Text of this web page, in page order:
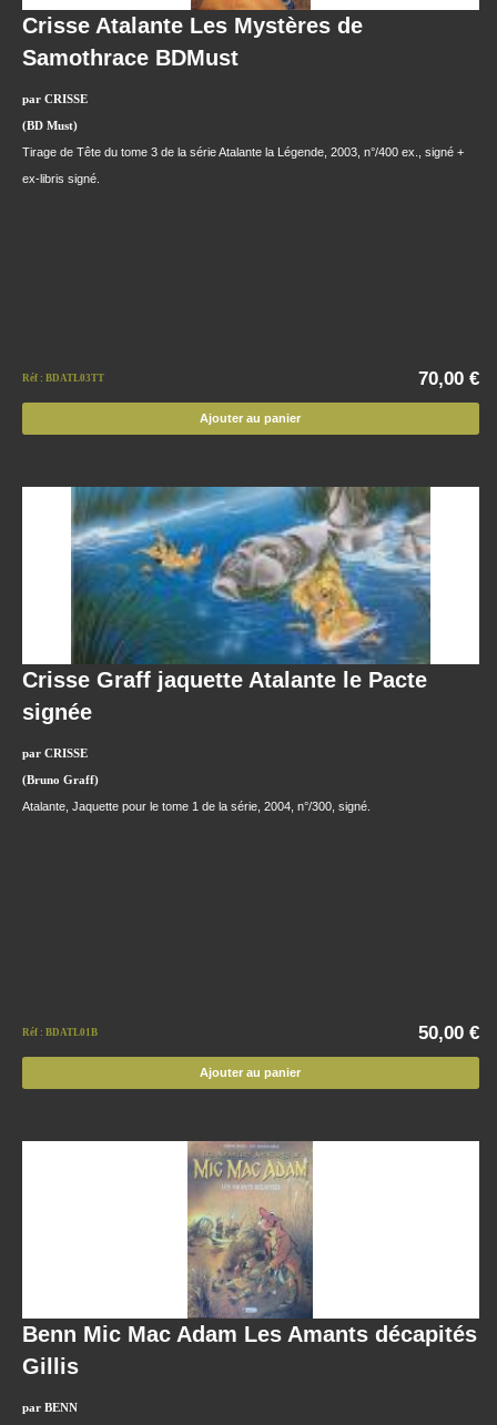
Crisse Atalante Les Mystères de
Samothrace BDMust
par CRISSE
(BD Must)
Tirage de Tête du tome 3 de la série Atalante la Légende, 2003, n°/400 ex., signé +
ex-libris signé.
Réf : BDATL03TT 70,00 €
Ajouter au panier
Crisse Graff jaquette Atalante le Pacte
signée
par CRISSE
(Bruno Graff)
Atalante, Jaquette pour le tome 1 de la série, 2004, n°/300, signé.
Réf : BDATL01B 50,00 €
Ajouter au panier
Benn Mic Mac Adam Les Amants décapités
Gillis
par BENN